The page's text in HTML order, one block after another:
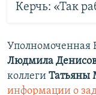
Керчь: «Так
Уполномоченная
Людмила
коллеги Татьяны
информации о